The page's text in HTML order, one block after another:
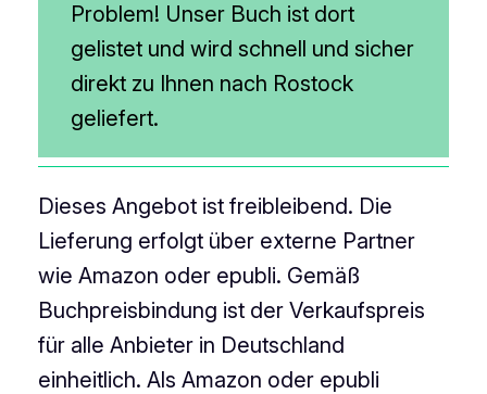
Problem! Unser Buch ist dort
gelistet und wird schnell und sicher
direkt zu Ihnen nach Rostock
geliefert.
Dieses Angebot ist freibleibend. Die
Lieferung erfolgt über externe Partner
wie Amazon oder epubli. Gemäß
Buchpreisbindung ist der Verkaufspreis
für alle Anbieter in Deutschland
einheitlich. Als Amazon oder epubli